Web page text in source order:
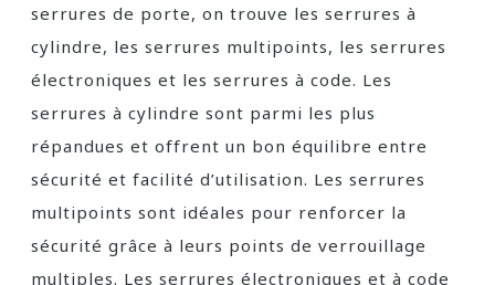
serrures de porte, on trouve les serrures à
cylindre, les serrures multipoints, les serrures
électroniques et les serrures à code. Les
serrures à cylindre sont parmi les plus
répandues et offrent un bon équilibre entre
sécurité et facilité d’utilisation. Les serrures
multipoints sont idéales pour renforcer la
sécurité grâce à leurs points de verrouillage
multiples. Les serrures électroniques et à code